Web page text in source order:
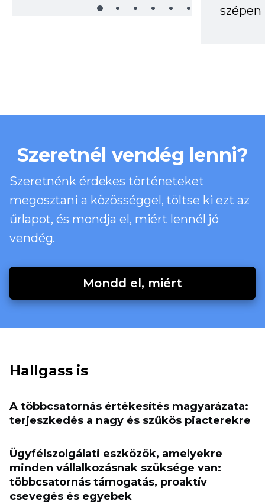
Szeretnél vendég lenni?
Szeretnénk érdekes történeteket
megosztani a közösséggel, töltse ki ezt az
űrlapot, és mondja el, miért lennél jó
vendég.
Mondd el, miért
Hallgass is
A többcsatornás értékesítés magyarázata:
terjeszkedés a nagy és szűkös piacterekre
Ügyfélszolgálati eszközök, amelyekre
minden vállalkozásnak szüksége van:
többcsatornás támogatás, proaktív
csevegés és egyebek